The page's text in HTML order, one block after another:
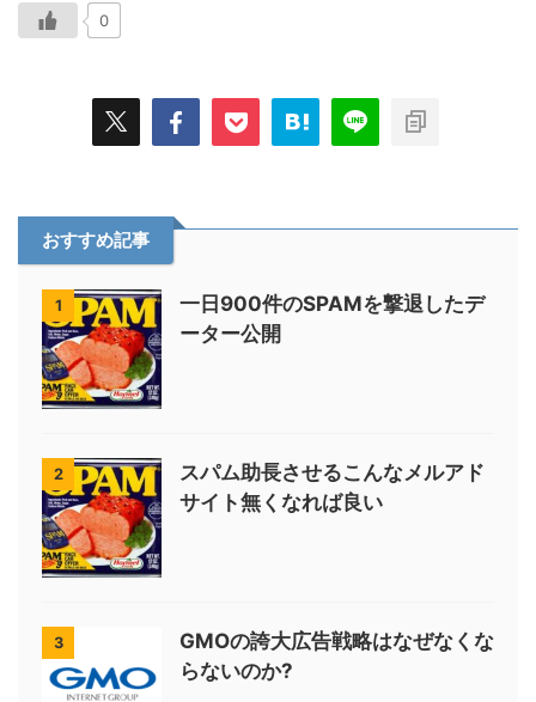
0
おすすめ記事
1
一日900件のSPAMを撃退したデ
ーター公開
2
スパム助長させるこんなメルアド
サイト無くなれば良い
3
GMOの誇大広告戦略はなぜなくな
らないのか?